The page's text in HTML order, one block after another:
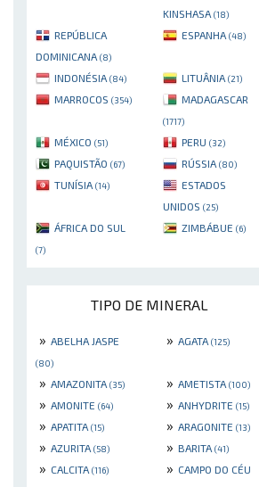
KINSHASA (18)
REPÚBLICA
DOMINICANA (8)
ESPANHA (48)
INDONÉSIA (84) LITUÂNIA (21)
MARROCOS (354) MADAGASCAR
(1717)
MÉXICO (51) PERU (32)
PAQUISTÃO (67) RÚSSIA (80)
TUNÍSIA (14)
ESTADOS
UNIDOS (25)
ÁFRICA DO SUL
(7)
ZIMBÁBUE (6)
TIPO DE MINERAL
» ABELHA JASPE
(80)
» AGATA (125)
» AMAZONITA (35) » AMETISTA (100)
» AMONITE (64) » ANHYDRITE (15)
» APATITA (15) » ARAGONITE (13)
» AZURITA (58) » BARITA (41)
» CALCITA (116) » CAMPO DO CÉU